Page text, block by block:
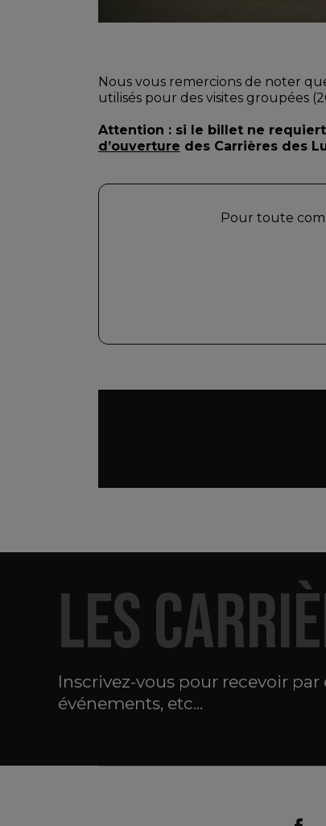
Nous vous remercions de noter
utilisés pour des visites groupées
Attention : si le billet ne
d’ouverture des Carrières des
Pour toute
LES
Inscrivez-vous pour recevoir
événements, etc...